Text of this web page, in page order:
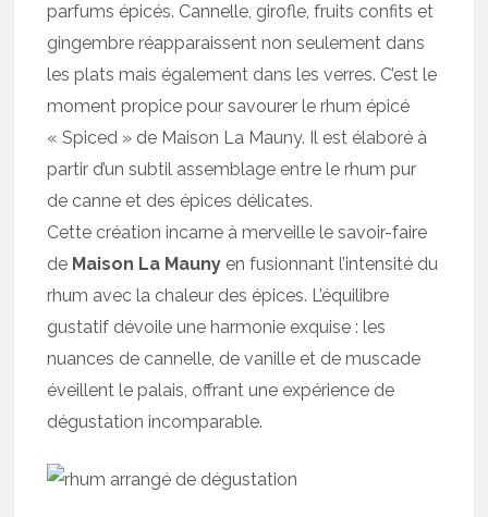
parfums épicés. Cannelle, girofle, fruits confits et
gingembre réapparaissent non seulement dans
les plats mais également dans les verres. C’est le
moment propice pour savourer le rhum épicé
« Spiced » de Maison La Mauny. Il est élaboré à
partir d’un subtil assemblage entre le rhum pur
de canne et des épices délicates.
Cette création incarne à merveille le savoir-faire
de Maison La Mauny en fusionnant l’intensité du
rhum avec la chaleur des épices. L’équilibre
gustatif dévoile une harmonie exquise : les
nuances de cannelle, de vanille et de muscade
éveillent le palais, offrant une expérience de
dégustation incomparable.